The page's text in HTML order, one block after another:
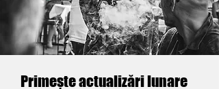
Primește actualizări lunare